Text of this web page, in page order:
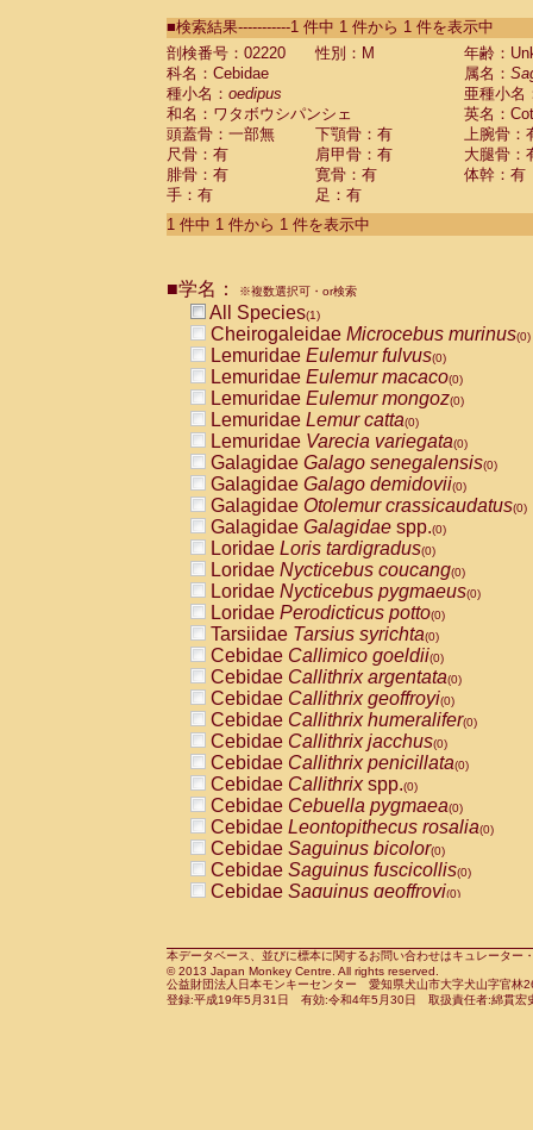
CebidaeSaguinus labiatus(0)
Cebidae Saguinus leucopus (0)
Cebidae
Cebidae
CebidaeSaguinus nigricollis (0)
Cebidae Saguinus oedipus
Cebidae Saguinus weddelli
Cebidae Saguinusspp.
Cebidae Aotus trivirgatus
Cebidae Cebus albifrons
CebidaeCebus nigrivittatus
CebidaeCebus
CebidaeSaimiri boliviensis(0)
CebidaeSaimiri sciureus(0)
AtelidaeAlouatta caraya(0)
AtelidaeAlouatta fusca(0)
AtelidaeAlouatta seniculus
AtelidaeAlouattaspp.(0)
AtelidaeAteles belzebuth(0)
AtelidaeAteles geoffroyi(0)
AtelidaeAteles paniscus(0)
AtelidaeAtelesspp.(0)
Atelidae Lagothrix lagothricha
AtelidaeLagothrix lagothricha cana
PitheciidaeCacajao calvus
PitheciidaeCallicebus cupreus
PitheciidaeCallicebus donacophilus
PitheciidaeCallicebus moloch
PitheciidaeCallicebus torquatus
PitheciidaeCallicebusspp.(0)
PitheciidaeChiropotes satanas(0)
PitheciidaePithecia monachus
PitheciidaePithecia pithecia(0)
CercopithecidaeCercocebus agilis
CercopithecidaeCercocebus
CercopithecidaeCercocebus
CercopithecidaeCercocebus
CercopithecidaeCercocebus
CercopithecidaeCercocebushybrid
CercopithecidaePapio anubis(0)
CercopithecidaePapio cynocephalus
CercopithecidaePapio hamadryas(0)
■検索結果-----------1 件中 1 件から 1 件を表示中
剖検番号：02220
性別：M
年齢：
科名：Cebidae
属名：
種小名： oedipus
亜種小名
和名：ワタボウシパンシェ
英名：
頭蓋骨：一部無
下顎骨：有
上腕骨：
尺骨：有
肩甲骨：有
大腿骨：
腓骨：有
寛骨：有
体幹：有
手：有
足：有
1 件中 1 件から 1 件を表示中
■学名： ※複数選択可・or検索
All Species(1)
Cheirogaleidae Microcebus murinus(0)
Lemuridae Eulemur fulvus(0)
Lemuridae Eulemur macaco(0)
Lemuridae Eulemur mongoz(0)
Lemuridae Lemur catta(0)
Lemuridae Varecia variegata(0)
Galagidae Galago senegalensis(0)
Galagidae Galago demidovii(0)
Galagidae Otolemur crassicaudatus(0)
Galagidae Galagidae spp.(0)
Loridae Loris tardigradus(0)
Loridae Nycticebus coucang(0)
Loridae Nycticebus pygmaeus(0)
Loridae Perodicticus potto(0)
Tarsiidae Tarsius syrichta(0)
Cebidae Callimico goeldii(0)
Cebidae Callithrix argentata(0)
Cebidae Callithrix geoffroyi(0)
Cebidae Callithrix humeralifer(0)
Cebidae Callithrix jacchus(0)
Cebidae Callithrix penicillata(0)
Cebidae Callithrixspp.(0)
Cebidae Cebuella pygmaea(0)
Cebidae Leontopithecus rosalia(0)
Cebidae Saguinus bicolor(0)
Cebidae Saguinus fuscicollis(0)
Cebidae Saguinus geoffroyi(0)
CebidaeSaguinus leucopus(0)
CebidaeSaguinus midas(0)
Cebidae Saguinus mystax(0)
本データベース、並びに標本に関するお問い合わせはキュレータ
© 2013 Japan Monkey Centre. All rights reserved.
公益財団法人日本モンキーセンター 愛知県犬山市大字犬山字官
登録:平成19年5月31日 有効:令和4年5月30日 取扱責任者:綿貫宏